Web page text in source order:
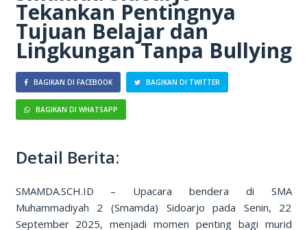
Tekankan Pentingnya
Tujuan Belajar dan
Lingkungan Tanpa Bullying
BAGIKAN DI FACEBOOK BAGIKAN DI TWITTER
BAGIKAN DI WHATSAPP
Detail Berita:
SMAMDA.SCH.ID – Upacara bendera di SMA
Muhammadiyah 2 (Smamda) Sidoarjo pada Senin, 22
September 2025, menjadi momen penting bagi murid